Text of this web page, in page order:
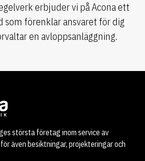
erbjuder vi på Acona ett
förenklar ansvaret för dig
en avloppsanläggning.
största företag inom service av
även besiktningar, projekteringar och